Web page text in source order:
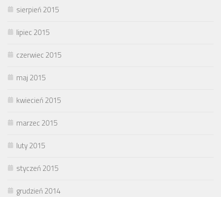
sierpień 2015
lipiec 2015
czerwiec 2015
maj 2015
kwiecień 2015
marzec 2015
luty 2015
styczeń 2015
grudzień 2014